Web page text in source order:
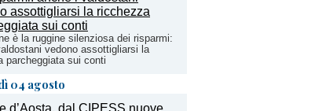
è la ruggine silenziosa dei risparmi:
vedono assottigliarsi la
parcheggiata sui conti
04 agosto